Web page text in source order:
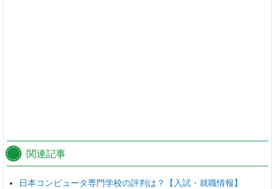
関連記事
日本コンピュータ専門学校の評判は？【入試・就職情報】